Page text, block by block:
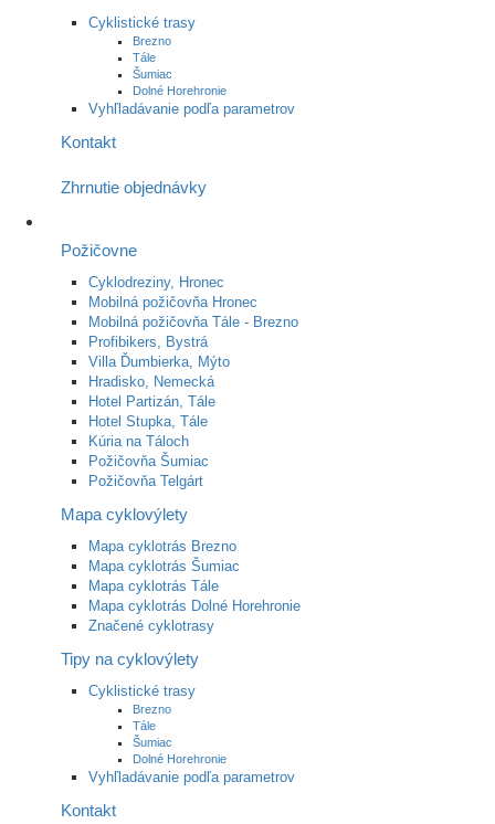
Cyklistické trasy
Brezno
Tále
Šumiac
Dolné Horehronie
Vyhľladávanie podľa parametrov
Kontakt
Zhrnutie objednávky
Požičovne
Cyklodreziny, Hronec
Mobilná požičovňa Hronec
Mobilná požičovňa Tále - Brezno
Profibikers, Bystrá
Villa Ďumbierka, Mýto
Hradisko, Nemecká
Hotel Partizán, Tále
Hotel Stupka, Tále
Kúria na Táloch
Požičovňa Šumiac
Požičovňa Telgárt
Mapa cyklovýlety
Mapa cyklotrás Brezno
Mapa cyklotrás Šumiac
Mapa cyklotrás Tále
Mapa cyklotrás Dolné Horehronie
Značené cyklotrasy
Tipy na cyklovýlety
Cyklistické trasy
Brezno
Tále
Šumiac
Dolné Horehronie
Vyhľladávanie podľa parametrov
Kontakt